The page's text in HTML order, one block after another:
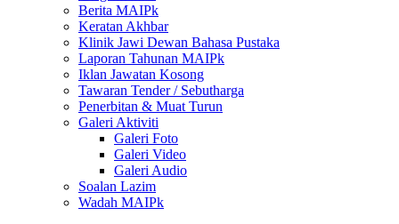
Berita MAIPk
Keratan Akhbar
Klinik Jawi Dewan Bahasa Pustaka
Laporan Tahunan MAIPk
Iklan Jawatan Kosong
Tawaran Tender / Sebutharga
Penerbitan & Muat Turun
Galeri Aktiviti
Galeri Foto
Galeri Video
Galeri Audio
Soalan Lazim
Wadah MAIPk